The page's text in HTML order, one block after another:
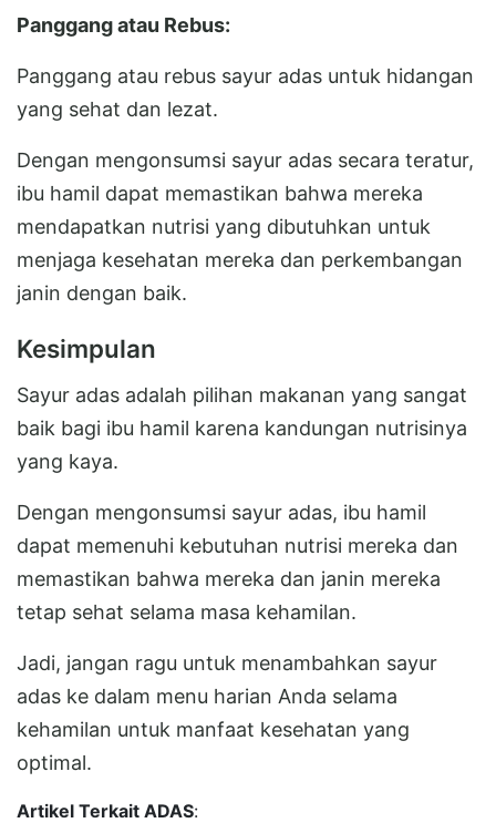
Panggang atau Rebus:
Panggang atau rebus sayur adas untuk hidangan
yang sehat dan lezat.
Dengan mengonsumsi sayur adas secara teratur,
ibu hamil dapat memastikan bahwa mereka
mendapatkan nutrisi yang dibutuhkan untuk
menjaga kesehatan mereka dan perkembangan
janin dengan baik.
Kesimpulan
Sayur adas adalah pilihan makanan yang sangat
baik bagi ibu hamil karena kandungan nutrisinya
yang kaya.
Dengan mengonsumsi sayur adas, ibu hamil
dapat memenuhi kebutuhan nutrisi mereka dan
memastikan bahwa mereka dan janin mereka
tetap sehat selama masa kehamilan.
Jadi, jangan ragu untuk menambahkan sayur
adas ke dalam menu harian Anda selama
kehamilan untuk manfaat kesehatan yang
optimal.
Artikel Terkait ADAS: